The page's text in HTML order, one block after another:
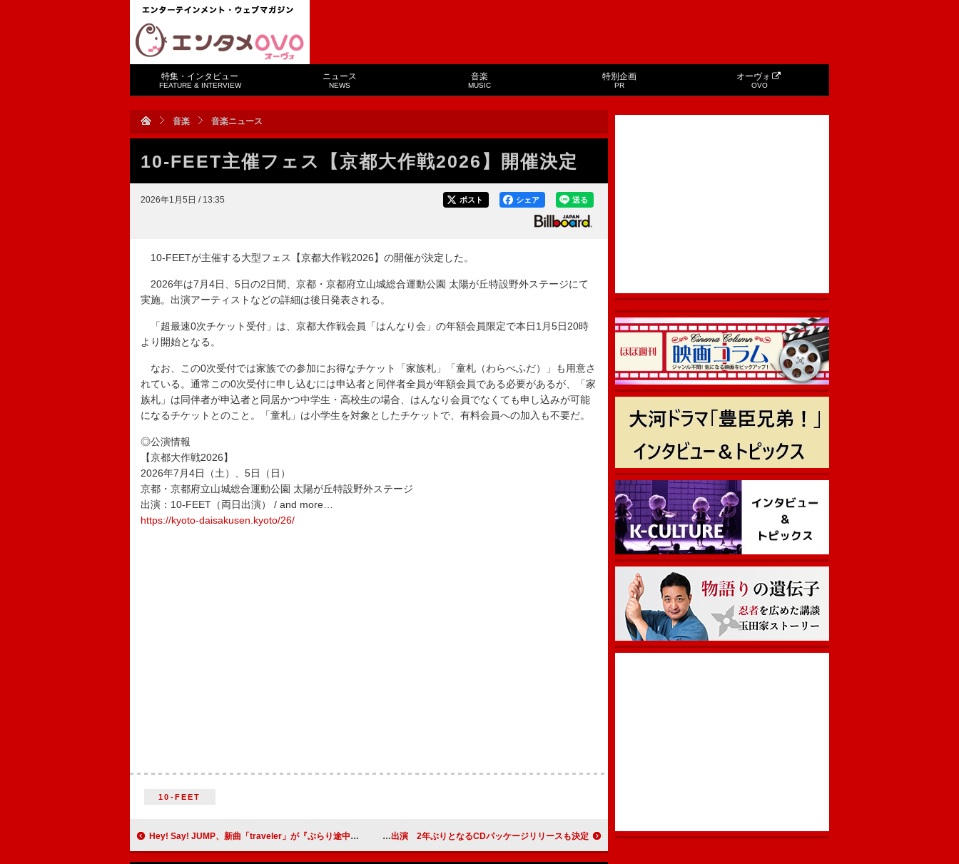
特集・インタビュー
FEATURE & INTERVIEW
ニュース
NEWS
音楽
MUSIC
特別企画
PR
オーヴォ
OVO
音楽 音楽ニュース
10-FEET主催フェス【京都大作戦2026】開催決定
2026年1月5日 / 13:35 送る
シェア
ポスト
10-FEETが主催する大型フェス【京都大作戦2026】の開催が決定した。
2026年は7月4日、5日の2日間、京都・京都府立山城総合運動公園 太陽が丘特設野外ステージにて
実施。出演アーティストなどの詳細は後日発表される。
「超最速0次チケット受付」は、京都大作戦会員「はんなり会」の年額会員限定で本日1月5日20時
より開始となる。
なお、この0次受付では家族での参加にお得なチケット「家族札」「童札（わらべふだ）」も用意さ
れている。通常この0次受付に申し込むには申込者と同伴者全員が年額会員である必要があるが、「家
族札」は同伴者が申込者と同居かつ中学生・高校生の場合、はんなり会員でなくても申し込みが可能
になるチケットとのこと。「童札」は小学生を対象としたチケットで、有料会員への加入も不要だ。
◎公演情報
【京都大作戦2026】
2026年7月4日（土）、5日（日）
京都・京都府立山城総合運動公園 太陽が丘特設野外ステージ
出演：10-FEET（両日出演） / and more…
https://kyoto-daisakusen.kyoto/26/
10-FEET
Hey! Say! JUMP、新曲「traveler」が『ぶらり途中下車の旅』テーマソングに すりぃ、3月の主催ライブにナナヲアカリ／超学生が出演 2年ぶりとなるCDパッケージリリースも決定